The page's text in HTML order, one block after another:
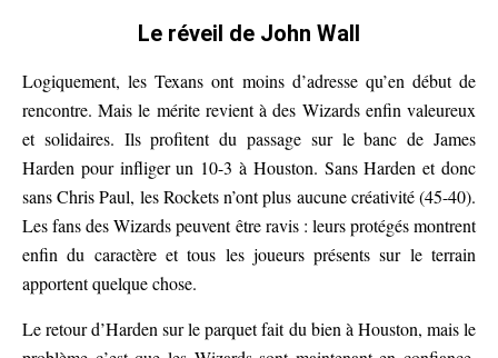
Le réveil de John Wall
Logiquement, les Texans ont moins d’adresse qu’en début de
rencontre. Mais le mérite revient à des Wizards enfin valeureux
et solidaires. Ils profitent du passage sur le banc de James
Harden pour infliger un 10-3 à Houston. Sans Harden et donc
sans Chris Paul, les Rockets n’ont plus aucune créativité (45-40).
Les fans des Wizards peuvent être ravis : leurs protégés montrent
enfin du caractère et tous les joueurs présents sur le terrain
apportent quelque chose.
Le retour d’Harden sur le parquet fait du bien à Houston, mais le